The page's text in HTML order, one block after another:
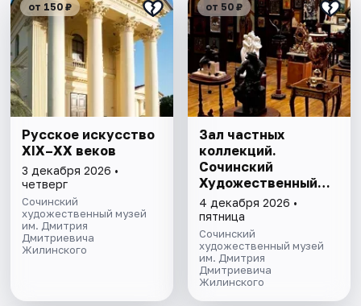
от 150 ₽
Русское искусство
XIX–XX веков
3 декабря 2026 •
четверг
Сочинский
художественный музей
им. Дмитрия
Дмитриевича
Жилинского
от 50 ₽
Зал частных
коллекций.
Сочинский
Художественный
музей им. Д.Д.
Жилинского
4 декабря 2026 •
пятница
Сочинский
художественный музей
им. Дмитрия
Дмитриевича
Жилинского